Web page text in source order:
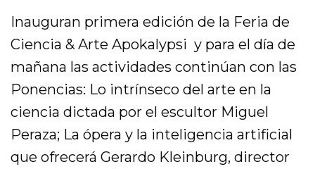
Inauguran primera edición de la Feria de
Ciencia & Arte Apokalypsi y para el día de
mañana las actividades continúan con las
Ponencias: Lo intrínseco del arte en la
ciencia dictada por el escultor Miguel
Peraza; La ópera y la inteligencia artificial
que ofrecerá Gerardo Kleinburg, director